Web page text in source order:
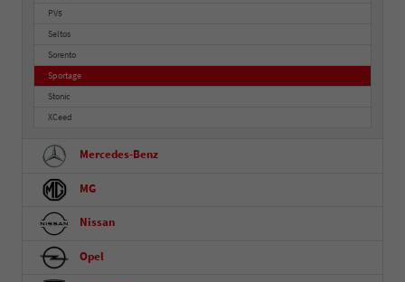
PV5
Seltos
Sorento
Sportage
Stonic
XCeed
Mercedes-Benz
MG
Nissan
Opel